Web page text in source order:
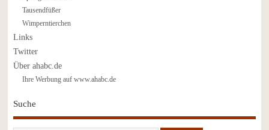
Tausendfüßer
Wimperntierchen
Links
Twitter
Über ahabc.de
Ihre Werbung auf www.ahabc.de
Suche